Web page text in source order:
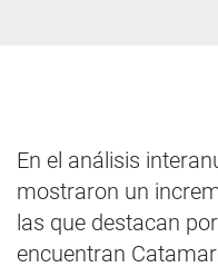
En el análisis
mostraron un
las que destacan
encuentran